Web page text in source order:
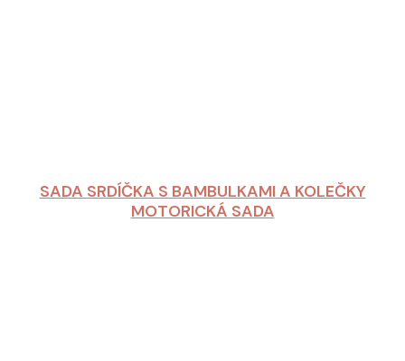
SADA SRDÍČKA S BAMBULKAMI A KOLEČKY
MOTORICKÁ SADA